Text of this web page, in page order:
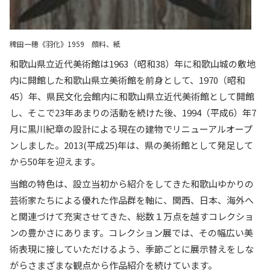
稗田一穂《羽化》1959 顔料、紙
和歌山県立近代美術館は1963（昭和38）年に和歌山城の敷地
内に開館した和歌山県立美術館を前身として、1970（昭和
45）年、県民文化会館内に和歌山県立近代美術館として開館
し、そこで23年あまりの活動を続けた後、1994（平成6）年7
月に黒川紀章の設計による現在の建物でリニューアルオープ
ンしました。2013(平成25)年は、県の美術館として発足して
から50年を迎えます。
当館の特色は、設立当初から紹介をしてきた和歌山ゆかりの
芸術家たちによる優れた作品群を軸に、関西、日本、海外へ
と関連づけて充実させてきた、総数１万点を越すコレクショ
ンの豊かさにあります。コレクション展では、その幅広い美
術表現に接していただけるよう、季節ごとに展示替えをしな
がらさまざまな観点から作品紹介を続けています。